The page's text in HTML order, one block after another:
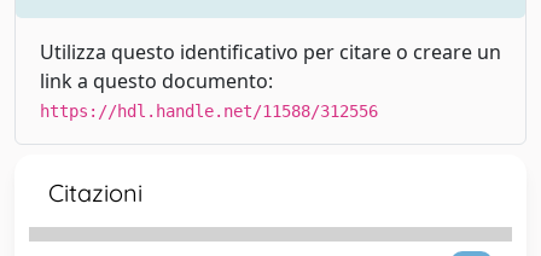
Utilizza questo identificativo per citare o creare un
link a questo documento:
https://hdl.handle.net/11588/312556
Citazioni